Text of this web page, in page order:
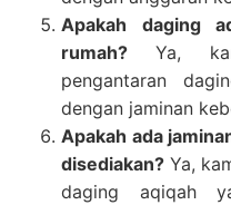
Apakah daging
rumah? Ya,
pengantaran
dengan jaminan
Apakah ada
disediakan? Ya,
daging aqiqah